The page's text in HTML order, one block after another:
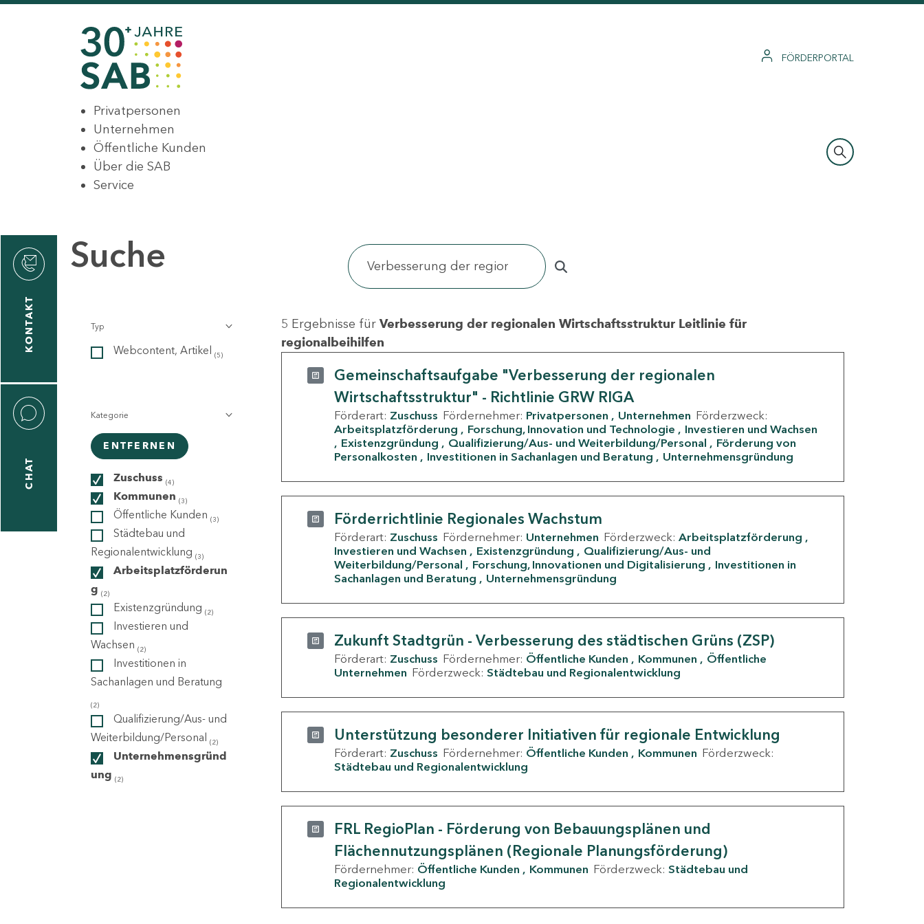
FÖRDERPORTAL
Privatpersonen
Unternehmen
Öffentliche Kunden
Über die SAB
Service
KONTAKT
CHAT
Suche
Typ
Webcontent, Artikel (5)
Kategorie
ENTFERNEN
Zuschuss (4)
Kommunen (3)
Öffentliche Kunden (3)
Städtebau und
Regionalentwicklung (3)
Arbeitsplatzförderun
g (2)
Existenzgründung (2)
Investieren und
Wachsen (2)
Investitionen in
Sachanlagen und Beratung
(2)
Qualifizierung/Aus- und
Weiterbildung/Personal (2)
Unternehmensgründ
ung (2)
5 Ergebnisse für Verbesserung der regionalen Wirtschaftsstruktur Leitlinie für
regionalbeihilfen
Gemeinschaftsaufgabe "Verbesserung der regionalen
Wirtschaftsstruktur" - Richtlinie GRW RIGA
Förderart: Zuschuss Fördernehmer: Privatpersonen Unternehmen Förderzweck:
Arbeitsplatzförderung
Forschung, Innovation und Technologie
Investieren und Wachsen
Existenzgründung
Qualifizierung/Aus- und Weiterbildung/Personal
Förderung von
Personalkosten
Investitionen in Sachanlagen und Beratung Unternehmensgründung
Förderrichtlinie Regionales Wachstum
Förderart: Zuschuss Fördernehmer: Unternehmen Förderzweck: Arbeitsplatzförderung
Investieren und Wachsen
Existenzgründung
Qualifizierung/Aus- und
Weiterbildung/Personal
Forschung, Innovationen und Digitalisierung
Investitionen in
Sachanlagen und Beratung
Unternehmensgründung
Zukunft Stadtgrün - Verbesserung des städtischen Grüns (ZSP)
Förderart: Zuschuss Fördernehmer: Öffentliche Kunden Kommunen
Öffentliche
Unternehmen Förderzweck: Städtebau und Regionalentwicklung
Unterstützung besonderer Initiativen für regionale Entwicklung
Förderart: Zuschuss Fördernehmer: Öffentliche Kunden Kommunen Förderzweck:
Städtebau und Regionalentwicklung
FRL RegioPlan - Förderung von Bebauungsplänen und
Flächennutzungsplänen (Regionale Planungsförderung)
Fördernehmer: Öffentliche Kunden Kommunen Förderzweck: Städtebau und
Regionalentwicklung